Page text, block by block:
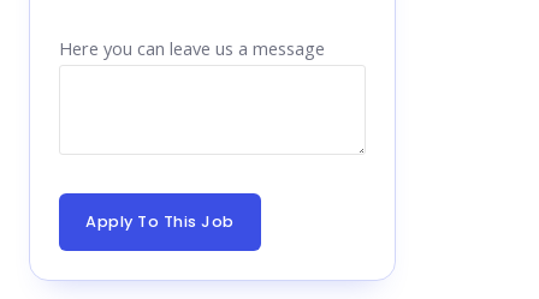
Here you can leave us a message
Apply To This Job